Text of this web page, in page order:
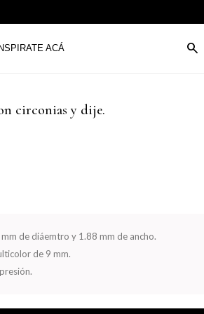
INSPIRATE ACÁ
circonias y dije.
de diáemtro y 1.88 mm de ancho.
de 9 mm.